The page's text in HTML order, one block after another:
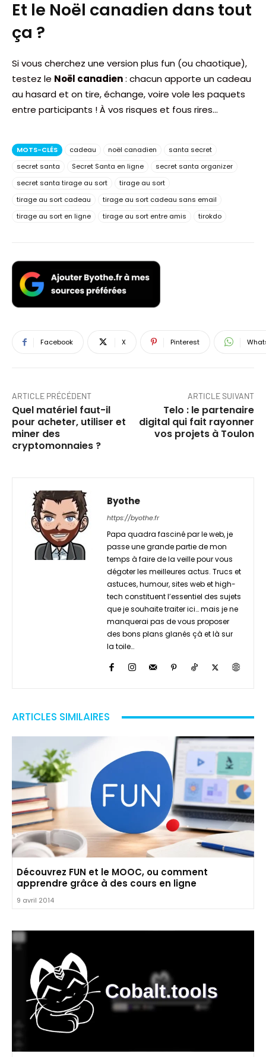
Et le Noël canadien dans tout
ça ?
Si vous cherchez une version plus fun (ou chaotique),
testez le Noël canadien: chacun apporte un cadeau
au hasard et on tire, échange, voire vole les paquets
entre participants ! À vos risques et fous rires…
MOTS-CLÉS cadeau noël canadien
santa secret
secret santa
Secret Santa en ligne
secret santa organizer
secret santa tirage au sort
tirage au sort
tirage au sort cadeau
tirage au sort cadeau sans email
tirage au sort en ligne
tirage au sort entre amis tirokdo
Facebook X Pinterest
ARTICLE PRÉCÉDENT
Quel matériel faut-il
pour acheter, utiliser et
miner des
cryptomonnaies ?
ARTICLE SUIVANT
Telo : le partenaire
digital qui fait rayonner
vos projets à Toulon
Byothe
https://byothe.fr
Papa quadra fasciné par le web, je
passe une grande partie de mon
temps à faire de la veille pour vous
dégoter les meilleures actus. Trucs et
astuces, humour, sites web et high-
tech constituent l’essentiel des sujets
que je souhaite traiter ici… mais je ne
manquerai pas de vous proposer
des bons plans glanés çà et là sur
la toile…
ARTICLES SIMILAIRES
Découvrez FUN et le MOOC, ou comment
apprendre grâce à des cours en ligne
9 avril 2014